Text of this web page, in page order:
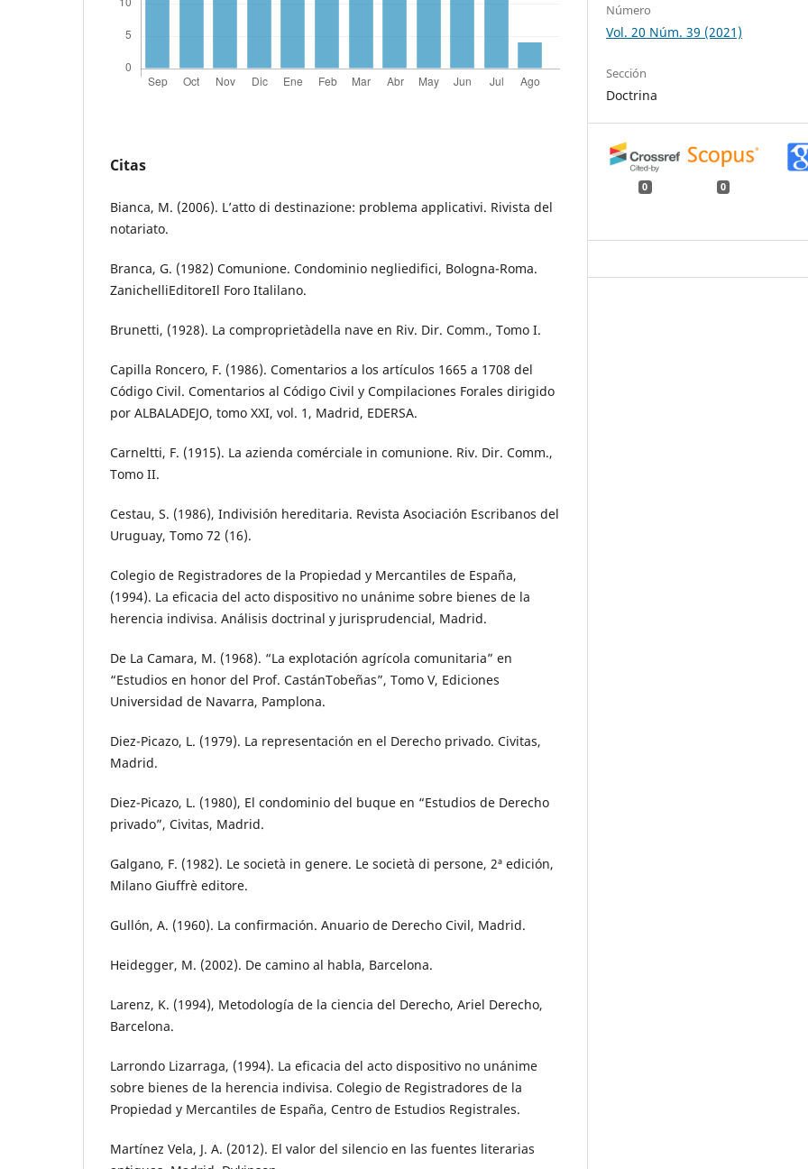
Citas
Bianca, M. (2006). L’atto di destinazione: problema applicativi. Rivista del
notariato.
Branca, G. (1982) Comunione. Condominio negliedifici, Bologna-Roma.
ZanichelliEditoreIl Foro Italilano.
Brunetti, (1928). La comproprietàdella nave en Riv. Dir. Comm., Tomo I.
Capilla Roncero, F. (1986). Comentarios a los artículos 1665 a 1708 del
Código Civil. Comentarios al Código Civil y Compilaciones Forales dirigido
por ALBALADEJO, tomo XXI, vol. 1, Madrid, EDERSA.
Carneltti, F. (1915). La azienda comérciale in comunione. Riv. Dir. Comm.,
Tomo II.
Cestau, S. (1986), Indivisión hereditaria. Revista Asociación Escribanos del
Uruguay, Tomo 72 (16).
Colegio de Registradores de la Propiedad y Mercantiles de España,
(1994). La eficacia del acto dispositivo no unánime sobre bienes de la
herencia indivisa. Análisis doctrinal y jurisprudencial, Madrid.
De La Camara, M. (1968). “La explotación agrícola comunitaria” en
“Estudios en honor del Prof. CastánTobeñas”, Tomo V, Ediciones
Universidad de Navarra, Pamplona.
Diez-Picazo, L. (1979). La representación en el Derecho privado. Civitas,
Madrid.
Diez-Picazo, L. (1980), El condominio del buque en “Estudios de Derecho
privado”, Civitas, Madrid.
Galgano, F. (1982). Le società in genere. Le società di persone, 2ª edición,
Milano Giuffrè editore.
Gullón, A. (1960). La confirmación. Anuario de Derecho Civil, Madrid.
Heidegger, M. (2002). De camino al habla, Barcelona.
Larenz, K. (1994), Metodología de la ciencia del Derecho, Ariel Derecho,
Barcelona.
Larrondo Lizarraga, (1994). La eficacia del acto dispositivo no unánime
sobre bienes de la herencia indivisa. Colegio de Registradores de la
Propiedad y Mercantiles de España, Centro de Estudios Registrales.
Martínez Vela, J. A. (2012). El valor del silencio en las fuentes literarias
Número
Vol. 20 Núm. 39 (2021)
Sección
Doctrina
0 0